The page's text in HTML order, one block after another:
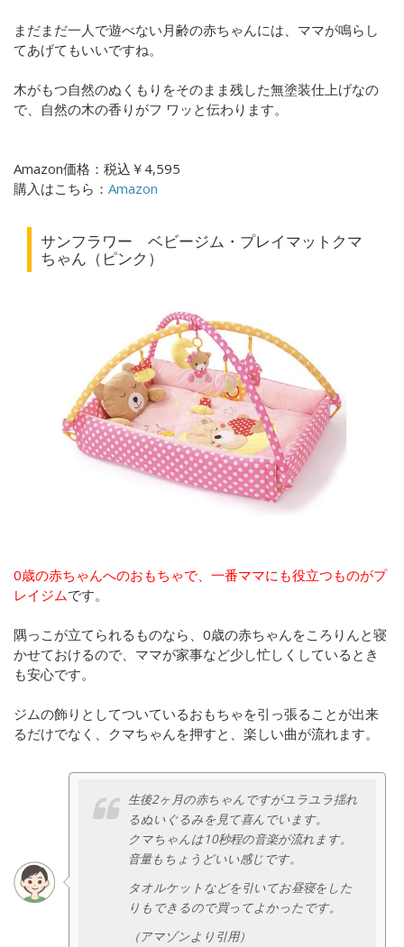
まだまだ一人で遊べない月齢の赤ちゃんには、ママが鳴らし
てあげてもいいですね。
木がもつ自然のぬくもりをそのまま残した無塗装仕上げなの
で、自然の木の香りがフ ワッと伝わります。
Amazon価格：税込￥4,595
購入はこちら： Amazon
サンフラワー ベビージム・プレイマットクマ
ちゃん（ピンク）
0歳の赤ちゃんへのおもちゃで、一番ママにも役立つものがプ
レイジムです。
隅っこが立てられるものなら、0歳の赤ちゃんをころりんと寝
かせておけるので、ママが家事など少し忙しくしているとき
も安心です。
ジムの飾りとしてついているおもちゃを引っ張ることが出来
るだけでなく、クマちゃんを押すと、楽しい曲が流れます。
生後2ヶ月の赤ちゃんですがユラユラ揺れ
るぬいぐるみを見て喜んでいます。
クマちゃんは10秒程の音楽が流れます。
音量もちょうどいい感じです。
タオルケットなどを引いてお昼寝をした
りもできるので買ってよかったです。
（アマゾンより引用）